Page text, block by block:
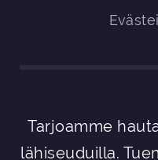
Tarjoamme
lähiseuduilla.